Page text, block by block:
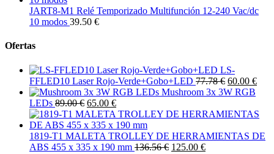
JART8-M1 Relé Temporizado Multifunción 12-240 Vac/dc
10 modos 39.50 €
Ofertas
LS-
FFLED10 Laser Rojo-Verde+Gobo+LED 77.78 € 60.00 €
Mushroom 3x 3W RGB
LEDs 89.00 € 65.00 €
1819-T1 MALETA TROLLEY DE HERRAMIENTAS DE
ABS 455 x 335 x 190 mm 136.56 € 125.00 €